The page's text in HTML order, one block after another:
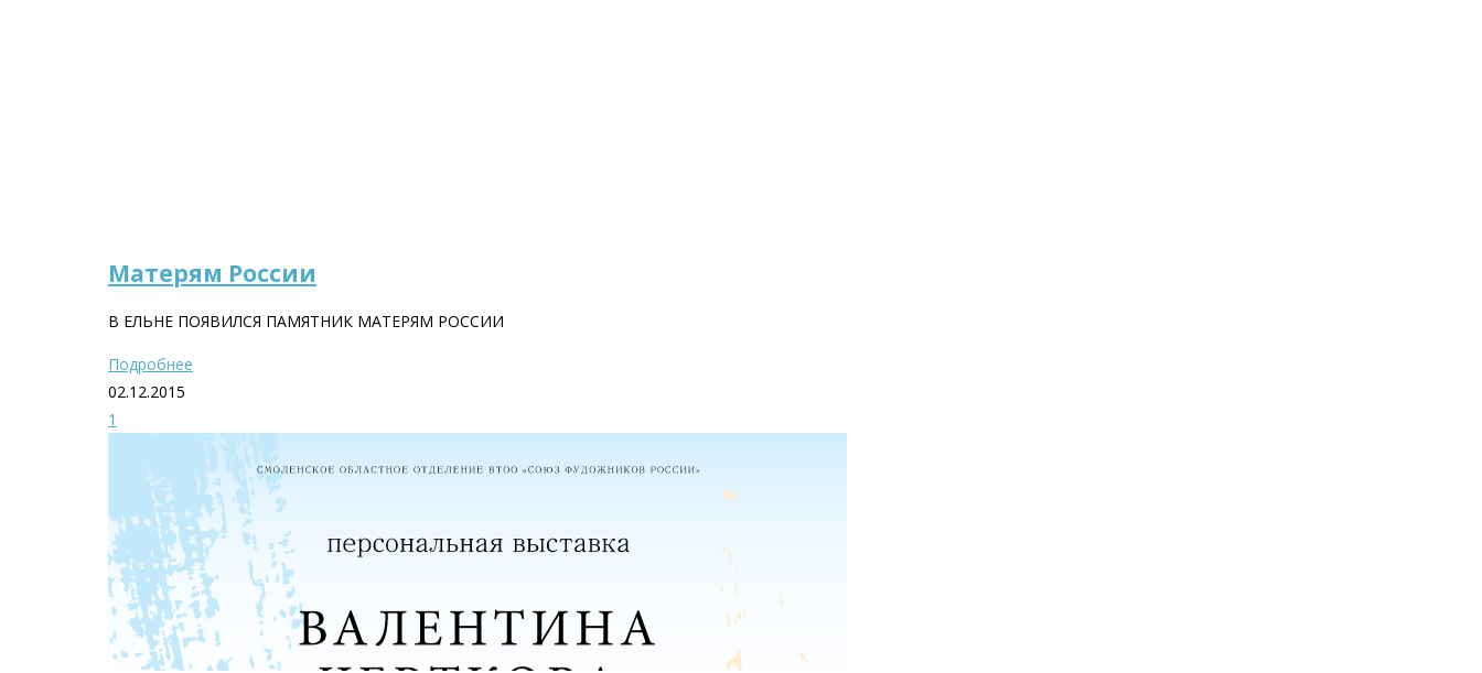
Матерям России
В ЕЛЬНЕ ПОЯВИЛСЯ ПАМЯТНИК МАТЕРЯМ РОССИИ
Подробнее
02.12.2015
1